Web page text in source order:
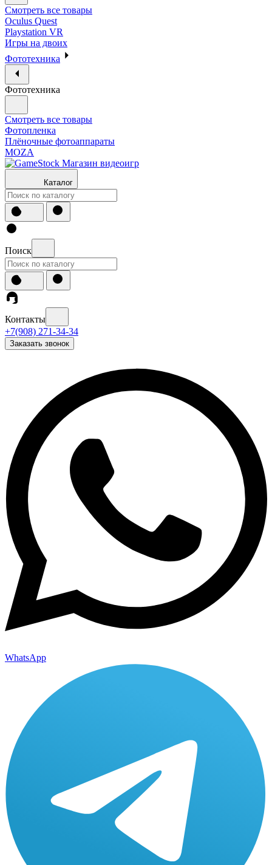
Смотреть все товары
Oculus Quest
Playstation VR
Игры на двоих
Фототехника
Фототехника
Смотреть все товары
Фотопленка
Плёночные фотоаппараты
MOZA
Каталог
Поиск
Контакты
+7(908) 271-34-34
Заказать звонок
WhatsApp